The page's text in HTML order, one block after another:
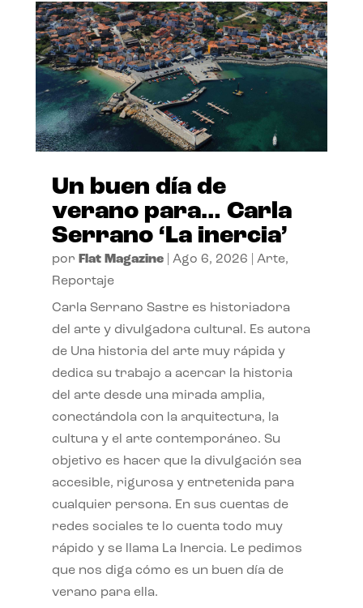
Un buen día de
verano para… Carla
Serrano ‘La inercia’
por Flat Magazine| Ago 6, 2026 Arte,
Reportaje
Carla Serrano Sastre es historiadora
del arte y divulgadora cultural. Es autora
de Una historia del arte muy rápida y
dedica su trabajo a acercar la historia
del arte desde una mirada amplia,
conectándola con la arquitectura, la
cultura y el arte contemporáneo. Su
objetivo es hacer que la divulgación sea
accesible, rigurosa y entretenida para
cualquier persona. En sus cuentas de
redes sociales te lo cuenta todo muy
rápido y se llama La Inercia. Le pedimos
que nos diga cómo es un buen día de
verano para ella.